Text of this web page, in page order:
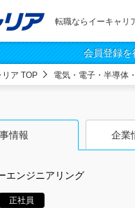
転職ならイーキャリ
会員登録を
ア TOP 電気・電子・半導体
情報 企業
エンジニアリング
正社員